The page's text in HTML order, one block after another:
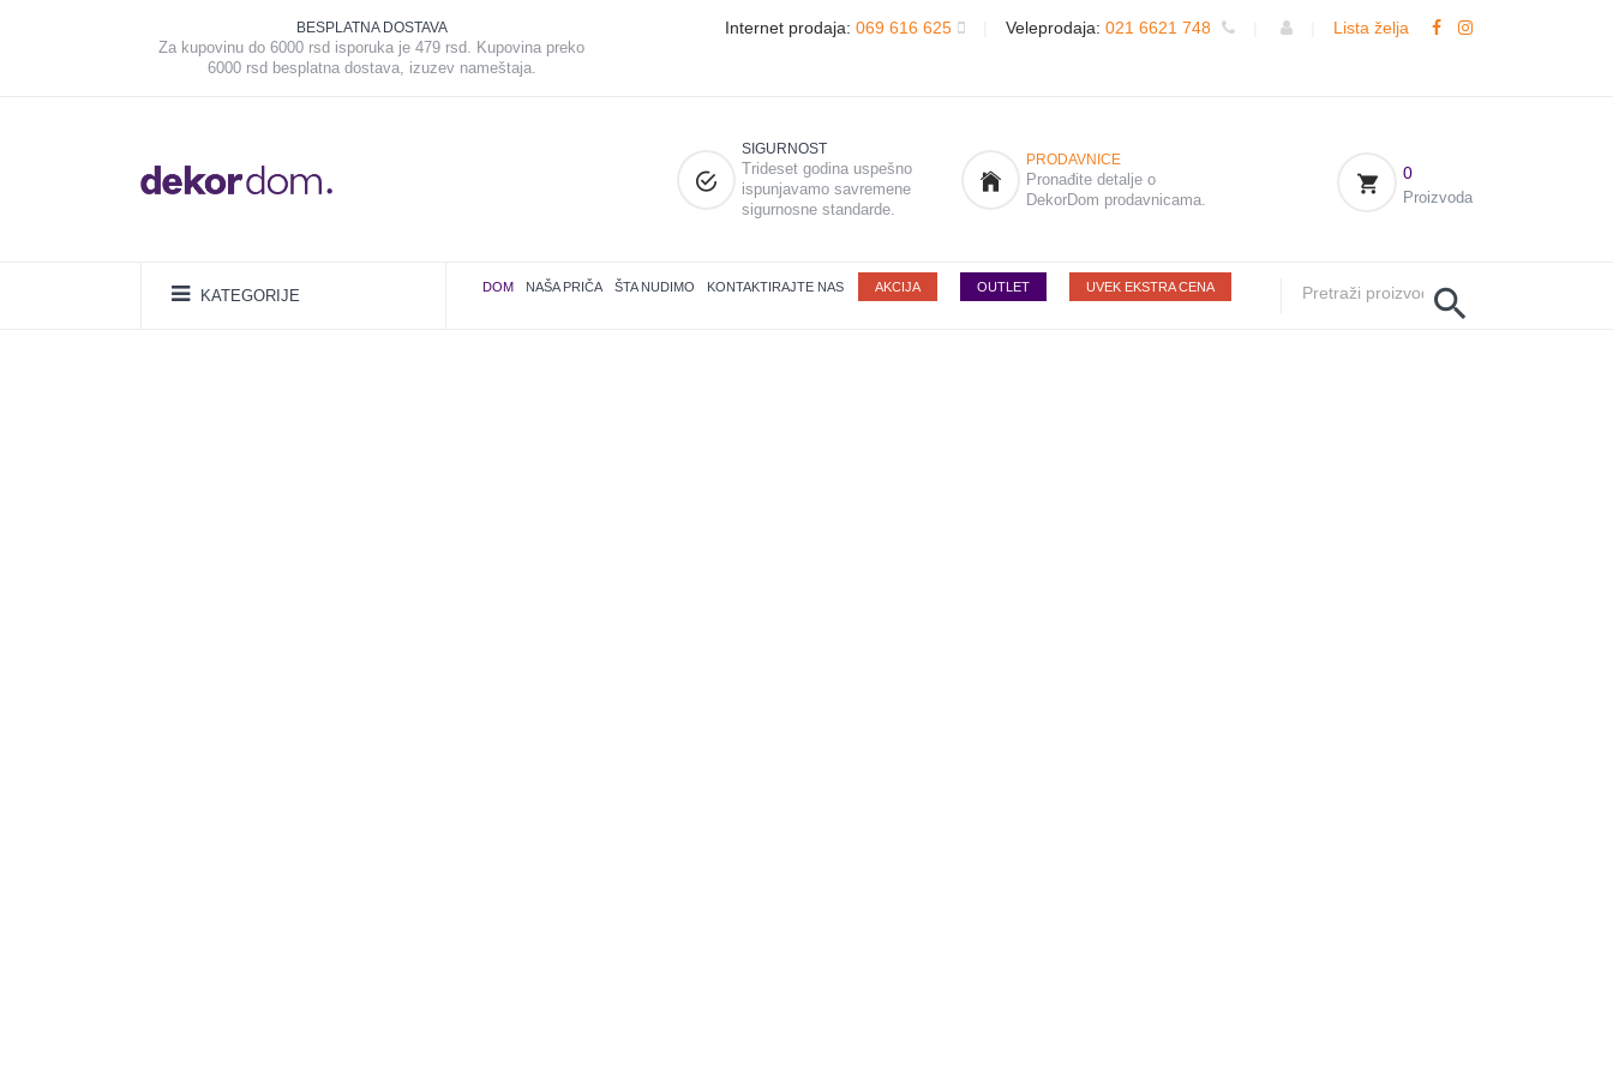
BESPLATNA DOSTAVA
Za kupovinu do 6000 rsd isporuka je 479 rsd. Kupovina preko
6000 rsd besplatna dostava, izuzev nameštaja.
Internet prodaja: 069 616 625 Veleprodaja: 021 6621 748 Lista želja
SIGURNOST
Trideset godina uspešno
ispunjavamo savremene
sigurnosne standarde.
PRODAVNICE
Pronađite detalje o
DekorDom prodavnicama.
0
Proizvoda
KATEGORIJE DOM NAŠA PRIČA ŠTA NUDIMO KONTAKTIRAJTE NAS AKCIJA OUTLET UVEK EKSTRA CENA